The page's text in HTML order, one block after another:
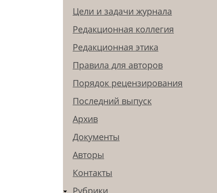
Цели и задачи журнала
Редакционная коллегия
Редакционная этика
Правила для авторов
Порядок рецензирования
Последний выпуск
Архив
Документы
Авторы
Контакты